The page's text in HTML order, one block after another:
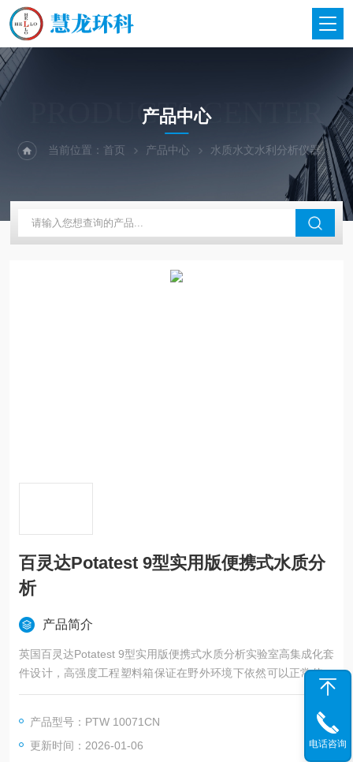
PRODUCTS CENTER
产品中心
当前位置：首页 产品中心 水质水文水利分析仪器
百灵达Potatest 9型实用版便携式水质分
析
产品简介
英国百灵达Potatest 9型实用版便携式水质分析实验室高集成化套
件设计，高强度工程塑料箱保证在野外环境下依然可以正常使用
所有仪器设备。
产品型号：PTW 10071CN
更新时间：2026-01-06
电话咨询